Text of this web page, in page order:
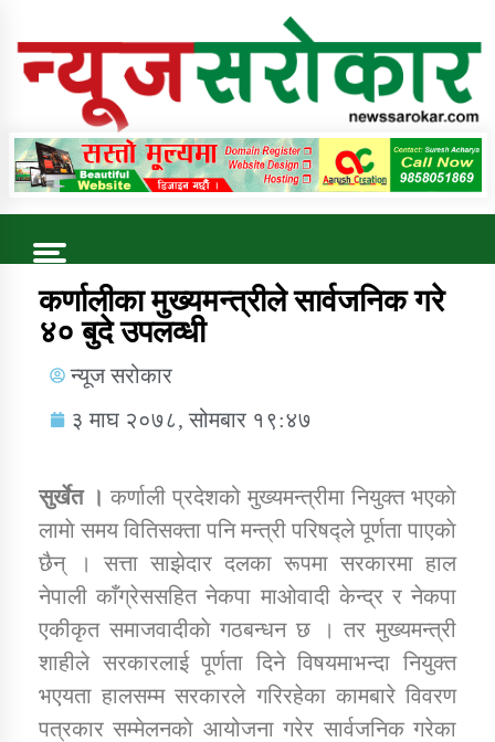
Online News Portal
Trending Now
कुषि बिकास कार्यालय जुम्ला सुचना सन्देश
डिभिजन कार्यालय जुम्लाको सुचना सन्देश
कर्णाली प्रविधि शिक्षालय जुम्लाको सुचना
कर्णालीका मुख्यमन्त्रीले सार्वजनिक गरे
४० बुदे उपलव्धी
न्यूज सरोकार
३ माघ २०७८, सोमबार १९:४७
सुर्खेत । कर्णाली प्रदेशको मुख्यमन्त्रीमा नियुक्त भएकाे
लामाे समय वितिसक्ता पनि मन्त्री परिषद्ले पूर्णता पाएकाे
छैन् । सत्ता साझेदार दलका रूपमा सरकारमा हाल
नेपाली काँग्रेससहित नेकपा माओवादी केन्द्र र नेकपा
एकीकृत समाजवादीकाे गठबन्धन छ । तर मुख्यमन्त्री
शाहीले सरकारलाई पूर्णता दिने विषयमाभन्दा नियुक्त
भएयता हालसम्म सरकारले गरिरहेका कामबारे विवरण
पत्रकार सम्मेलनकाे आयोजना गरेर सार्वजनिक गरेका